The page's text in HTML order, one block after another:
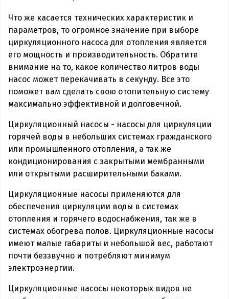
Что же касается технических характеристик и
параметров, то огромное значение при выборе
циркуляционного насоса для отопления является
его мощность и производительность. Обратите
внимание на то, какое количество литров воды
насос может перекачивать в секунду. Все это
поможет вам сделать свою отопительную систему
максимально эффективной и долговечной.
Циркуляционный насосы - насосы для циркуляции
горячей воды в небольших системах гражданского
или промышленного отопления, а так же
кондиционирования с закрытыми мембранными
или открытыми расширительными баками.
Циркуляционные насосы применяются для
обеспечения циркуляции воды в системах
отопления и горячего водоснабжения, так же в
системах обогрева полов. Циркуляционные насосы
имеют малые габариты и небольшой вес, работают
почти беззвучно и потребляют минимум
электроэнергии.
Циркуляционные насосы некоторых видов не